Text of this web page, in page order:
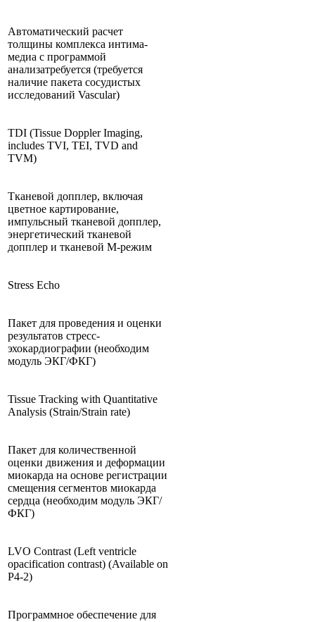
Автоматический расчет
толщины комплекса интима-
медиа с программой
анализатребуется (требуется
наличие пакета сосудистых
исследований Vascular)
TDI (Tissue Doppler Imaging,
includes TVI, TEI, TVD and
TVM)
Тканевой допплер, включая
цветное картирование,
импульсный тканевой допплер,
энергетический тканевой
допплер и тканевой М-режим
Stress Echo
Пакет для проведения и оценки
результатов стресс-
эхокардиографии (необходим
модуль ЭКГ/ФКГ)
Tissue Tracking with Quantitative
Analysis (Strain/Strain rate)
Пакет для количественной
оценки движения и деформации
миокарда на основе регистрации
смещения сегментов миокарда
сердца (необходим модуль ЭКГ/
ФКГ)
LVO Contrast (Left ventricle
opacification contrast) (Available on
P4-2)
Программное обеспечение для